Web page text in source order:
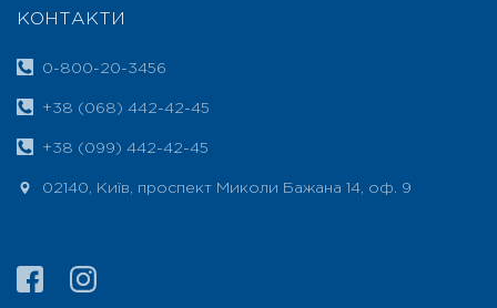
КОНТАКТИ
0-800-20-3456
+38 (068) 442-42-45
+38 (099) 442-42-45
02140, Київ, проспект Миколи Бажана 14, оф. 9